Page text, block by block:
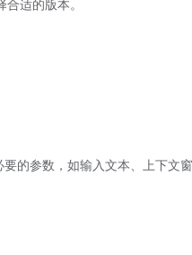
适的版本。
的参数，如输入文本、上下文